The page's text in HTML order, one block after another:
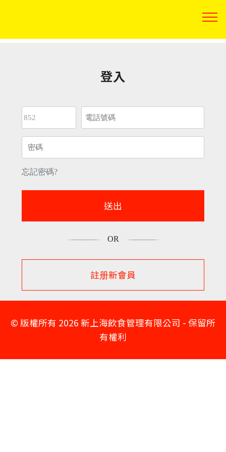
登入
忘記密碼?
OR
© 版權所有 2026 新上海飲食管理有限公司 - 保留所
有權利